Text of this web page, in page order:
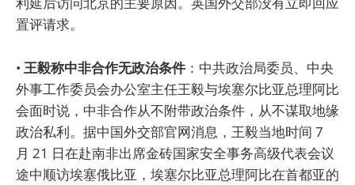
置评请求。
• 王毅称中非合作无政治条件 ：中共政治局委员、中央
外事工作委员会办公室主任王毅与埃塞尔比亚总理阿比
会面时说，中非合作从不附带政治条件，从不谋取地缘
政治私利。据中国外交部官网消息，王毅当地时间 7
月 21 日在赴南非出席金砖国家安全事务高级代表会议
途中顺访埃塞俄比亚，埃塞尔比亚总理阿比在首都亚的